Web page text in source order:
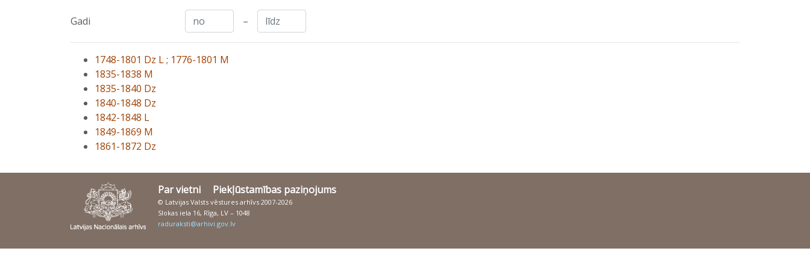
Gadi –
1748-1801 Dz L ; 1776-1801 M
1835-1838 M
1835-1840 Dz
1840-1848 Dz
1842-1848 L
1849-1869 M
1861-1872 Dz
Par vietni Piekļūstamības paziņojums
© Latvijas Valsts vēstures arhīvs 2007-2026
Slokas iela 16, Rīga, LV – 1048
raduraksti@arhivi.gov.lv